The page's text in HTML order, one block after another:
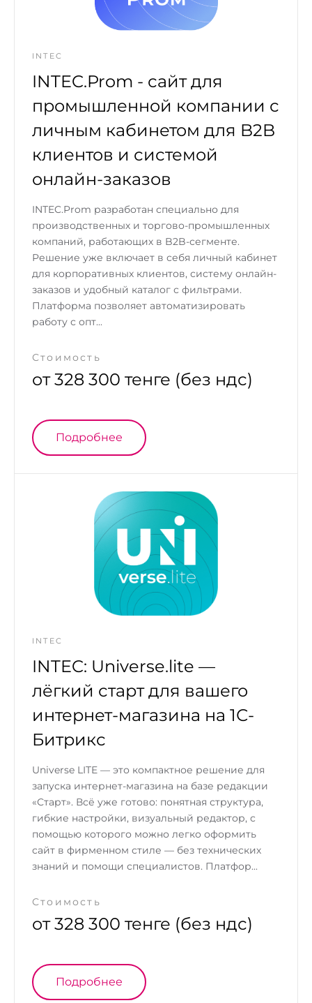
INTEC
INTEC.Prom - сайт для
промышленной компании с
личным кабинетом для B2B
клиентов и системой
онлайн-заказов
INTEC.Prom разработан специально для
производственных и торгово-промышленных
компаний, работающих в B2B-сегменте.
Решение уже включает в себя личный кабинет
для корпоративных клиентов, систему онлайн-
заказов и удобный каталог с фильтрами.
Платформа позволяет автоматизировать
работу с опт...
Стоимость
от 328 300 тенге (без ндс)
Подробнее
INTEC
INTEC: Universe.lite —
лёгкий старт для вашего
интернет-магазина на 1С-
Битрикс
Universe LITE — это компактное решение для
запуска интернет-магазина на базе редакции
«Старт». Всё уже готово: понятная структура,
гибкие настройки, визуальный редактор, с
помощью которого можно легко оформить
сайт в фирменном стиле — без технических
знаний и помощи специалистов. Платфор...
Стоимость
от 328 300 тенге (без ндс)
Подробнее